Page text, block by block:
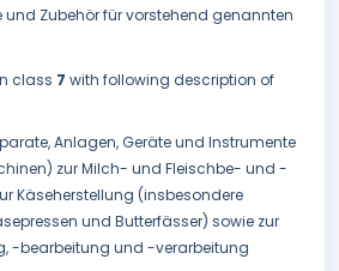
und Zubehör für vorstehend genannten
class 7 with following description of
Anlagen, Geräte und Instrumente
zur Milch- und Fleischbe- und -
Käseherstellung (insbesondere
und Butterfässer) sowie zur
-bearbeitung und -verarbeitung